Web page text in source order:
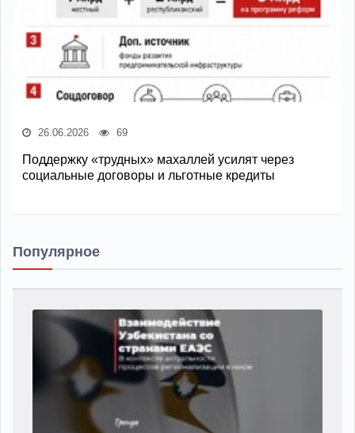
26.06.2026 69
Поддержку «трудных» махаллей усилят через
социальные договоры и льготные кредиты
Популярное